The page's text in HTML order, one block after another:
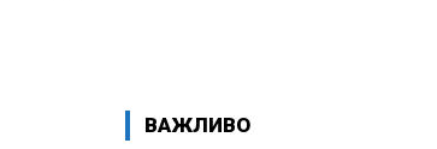
ВАЖЛИВО